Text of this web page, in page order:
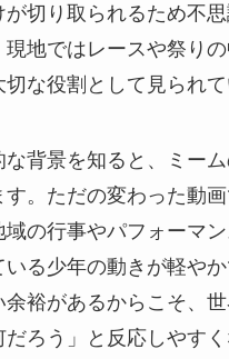
が切り取られるため不
現地ではレースや祭り
切な役割として見られて
な背景を知ると、ミー
す。ただの変わった動
域の行事やパフォーマ
いる少年の動きが軽や
余裕があるからこそ、
だろう」と反応しやすく